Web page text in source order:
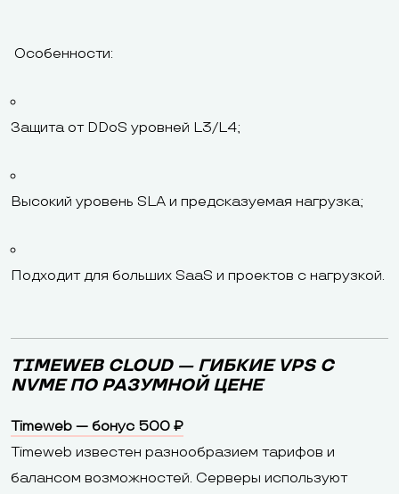
Особенности:
Защита от DDoS уровней L3/L4;
Высокий уровень SLA и предсказуемая нагрузка;
Подходит для больших SaaS и проектов с нагрузкой.
TIMEWEB CLOUD — ГИБКИЕ VPS С
NVME ПО РАЗУМНОЙ ЦЕНЕ
Timeweb — бонус 500 ₽
Timeweb известен разнообразием тарифов и
балансом возможностей. Серверы используют